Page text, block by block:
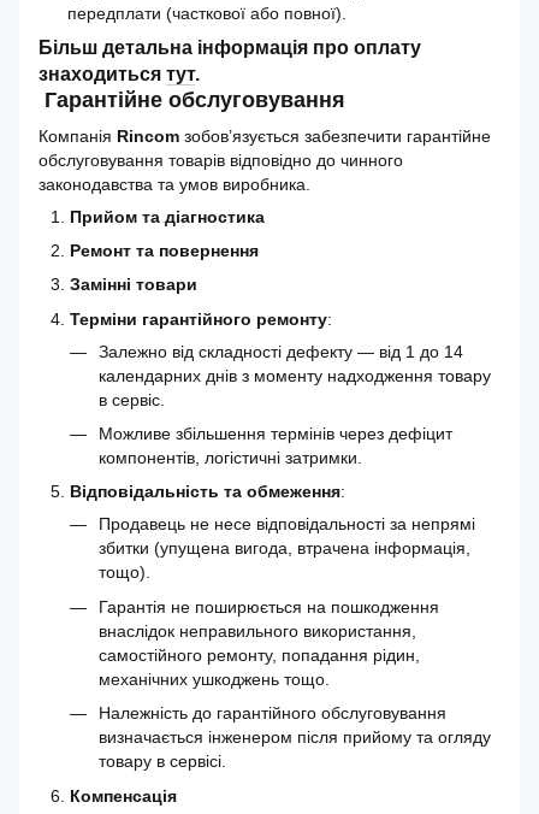
передплати (часткової або повної).
Більш детальна інформація про оплату
знаходиться тут.
Гарантійне обслуговування
Компанія Rincom зобов’язується забезпечити гарантійне
обслуговування товарів відповідно до чинного
законодавства та умов виробника.
Прийом та діагностика
Ремонт та повернення
Замінні товари
Терміни гарантійного ремонту:
Залежно від складності дефекту — від 1 до 14
календарних днів з моменту надходження товару
в сервіс.
Можливе збільшення термінів через дефіцит
компонентів, логістичні затримки.
Відповідальність та обмеження:
Продавець не несе відповідальності за непрямі
збитки (упущена вигода, втрачена інформація,
тощо).
Гарантія не поширюється на пошкодження
внаслідок неправильного використання,
самостійного ремонту, попадання рідин,
механічних ушкоджень тощо.
Належність до гарантійного обслуговування
визначається інженером після прийому та огляду
товару в сервісі.
Компенсація